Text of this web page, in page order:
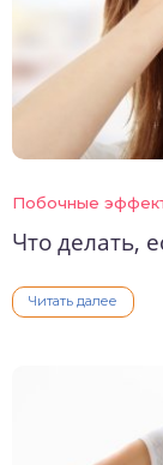
Побочные
Что делать,
Читать далее